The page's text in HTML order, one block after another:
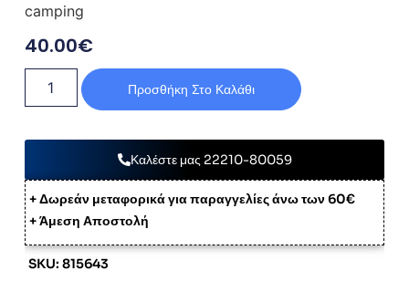
camping
40.00€
Προσθήκη Στο Καλάθι
Καλέστε μας 22210-80059
+ Δωρεάν μεταφορικά για παραγγελίες άνω των 60€
+ Άμεση Αποστολή
SKU: 815643